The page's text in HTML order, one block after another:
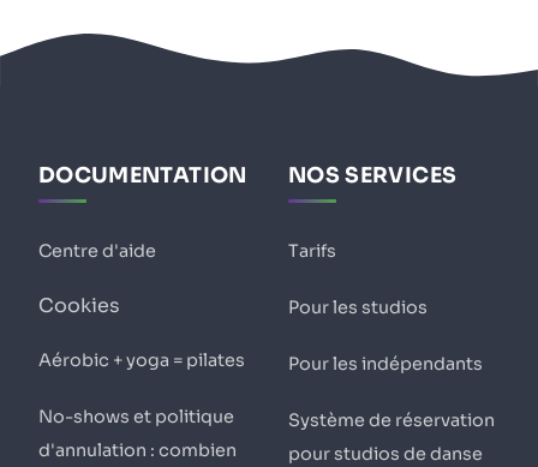
DOCUMENTATION
Centre d'aide
Cookies
Aérobic + yoga = pilates
No-shows et politique
d'annulation : combien
NOS SERVICES
Tarifs
Pour les studios
Pour les indépendants
Système de réservation
pour studios de danse